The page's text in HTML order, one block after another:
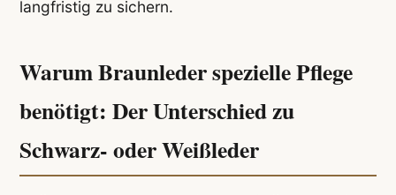
langfristig zu sichern.
Warum Braunleder spezielle Pflege
benötigt: Der Unterschied zu
Schwarz- oder Weißleder